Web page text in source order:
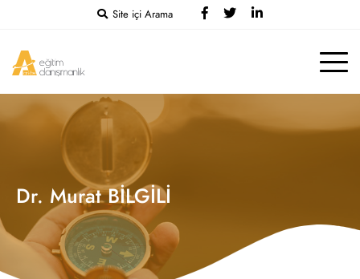
Site içi Arama
Dr. Murat BİLGİLİ